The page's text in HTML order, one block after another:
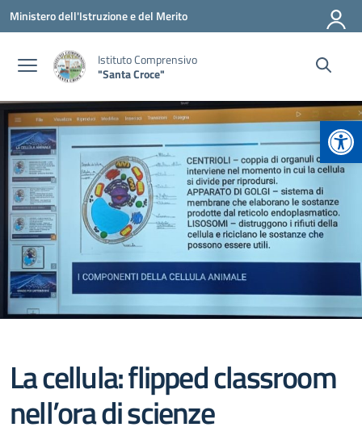
Vai ai contenuti
Vai al menu di navigazione
Vai al footer
Ministero dell'Istruzione e del Merito
Istituto Comprensivo
"Santa Croce"
La cellula: flipped classroom
nell’ora di scienze